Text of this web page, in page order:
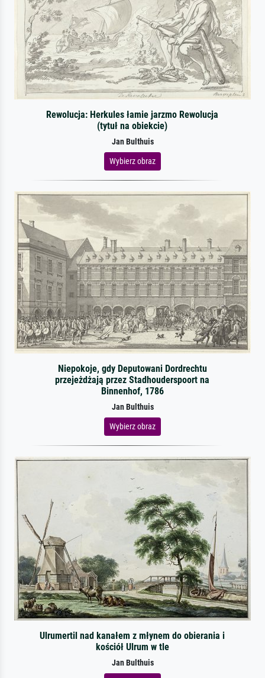
Rewolucja: Herkules łamie jarzmo Rewolucja
(tytuł na obiekcie)
Jan Bulthuis
Wybierz obraz
Niepokoje, gdy Deputowani Dordrechtu
przejeżdżają przez Stadhouderspoort na
Binnenhof, 1786
Jan Bulthuis
Wybierz obraz
Ulrumertil nad kanałem z młynem do obierania i
kościół Ulrum w tle
Jan Bulthuis